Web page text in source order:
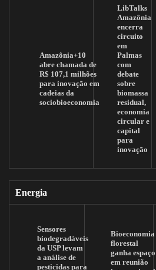
Amazônia+10
abre chamada de
R$ 107,1 milhões
para inovação em
cadeias da
sociobioeconomia
LibTalks
Amazônia
encerra
circuito
em
Palmas
com
debate
sobre
biomassa
residual,
economia
circular e
capital
para
inovação
Energia
Sensores
biodegradáveis
da USP levam
a análise de
pesticidas para
Bioeconomia
florestal
ganha espaço
em reunião